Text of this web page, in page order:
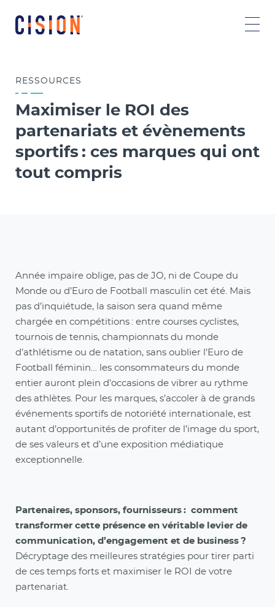
RESSOURCES
Maximiser le ROI des
partenariats et évènements
sportifs : ces marques qui ont
tout compris
Année impaire oblige, pas de JO, ni de Coupe du
Monde ou d’Euro de Football masculin cet été. Mais
pas d’inquiétude, la saison sera quand même
chargée en compétitions : entre courses cyclistes,
tournois de tennis, championnats du monde
d’athlétisme ou de natation, sans oublier l’Euro de
Football féminin… les consommateurs du monde
entier auront plein d’occasions de vibrer au rythme
des athlètes. Pour les marques, s’accoler à de grands
événements sportifs de notoriété internationale, est
autant d’opportunités de profiter de l’image du sport,
de ses valeurs et d’une exposition médiatique
exceptionnelle.
Partenaires, sponsors, fournisseurs : comment
transformer cette présence en véritable levier de
communication, d’engagement et de business ?
Décryptage des meilleures stratégies pour tirer parti
de ces temps forts et maximiser le ROI de votre
partenariat.